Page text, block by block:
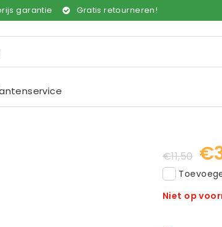
garantie Gratis retourneren!
€11,50
Niet op